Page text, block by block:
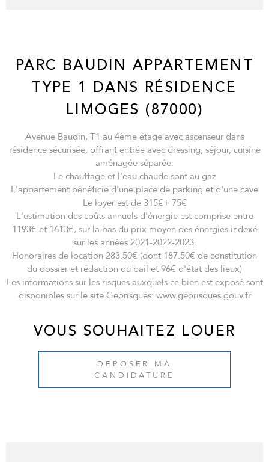
PARC BAUDIN APPARTEMENT
TYPE 1 DANS RÉSIDENCE
LIMOGES (87000)
Avenue Baudin, T1 au 4ème étage avec ascenseur dans
résidence sécurisée, offrant entrée avec dressing, séjour, cuisine
aménagée séparée.
Le chauffage et l'eau chaude sont au gaz
L'appartement bénéficie d'une place de parking et d'une cave
Le loyer est de 315€+ 75€
L'estimation des coûts annuels d'énergie est comprise entre
1193€ et 1613€, sur la bas du prix moyen des énergies indexé
sur les années 2021-2022-2023.
Honoraires de location 283.50€ (dont 187.50€ de constitution
du dossier et rédaction du bail et 96€ d'état des lieux)
Les informations sur les risques auxquels ce bien est exposé sont
disponibles sur le site Georisques: www.georisques.gouv.fr
VOUS SOUHAITEZ LOUER
DÉPOSER MA
CANDIDATURE